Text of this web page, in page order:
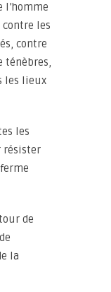
l’homme
les
contre
ténèbres,
les lieux
les
résister
de
la